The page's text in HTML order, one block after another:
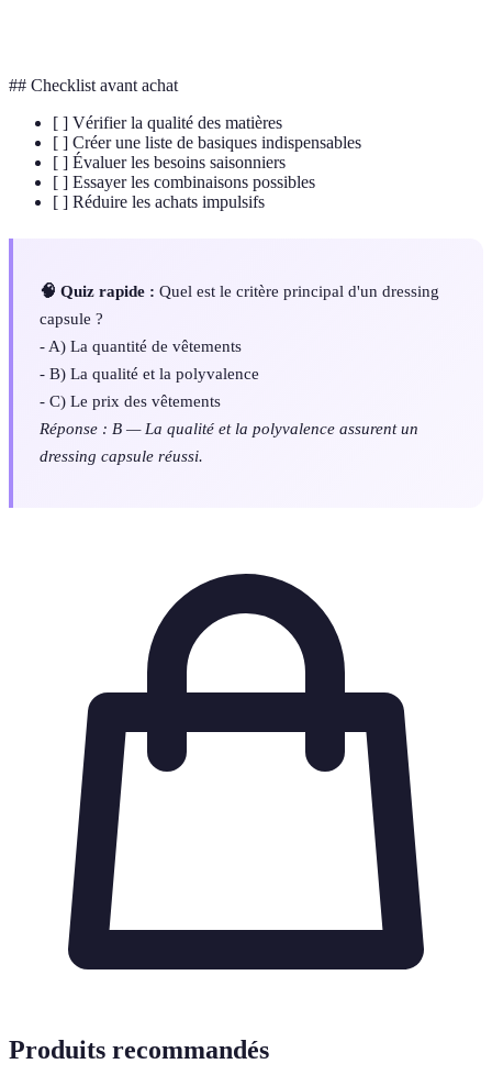
## Checklist avant achat
[ ] Vérifier la qualité des matières
[ ] Créer une liste de basiques indispensables
[ ] Évaluer les besoins saisonniers
[ ] Essayer les combinaisons possibles
[ ] Réduire les achats impulsifs
🧠 Quiz rapide : Quel est le critère principal d'un dressing
capsule ?
- A) La quantité de vêtements
- B) La qualité et la polyvalence
- C) Le prix des vêtements
Réponse : B — La qualité et la polyvalence assurent un
dressing capsule réussi.
Produits recommandés